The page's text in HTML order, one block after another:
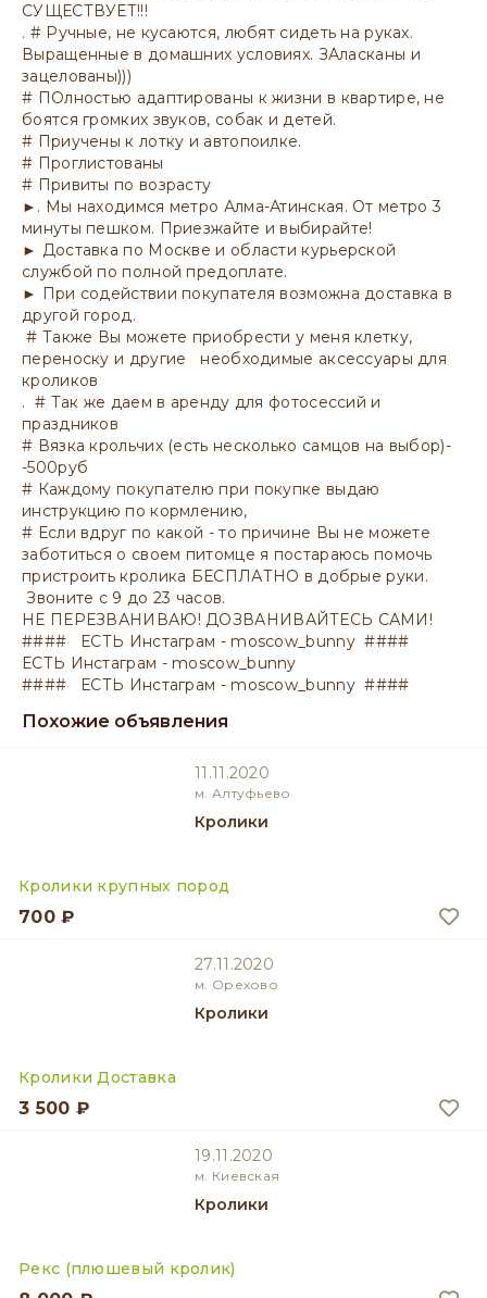
СУЩЕСТВУЕТ!!!
. # Ручные, не кусаются, любят сидеть на руках.
Выращенные в домашних условиях. ЗАласканы и
зацелованы)))
# ПОлностью адаптированы к жизни в квартире, не
боятся громких звуков, собак и детей.
# Приучены к лотку и автопоилке.
# Проглистованы
# Привиты по возрасту
►. Мы находимся метро Алма-Атинская. От метро 3
минуты пешком. Приезжайте и выбирайте!
► Доставка по Москве и области курьерской
службой по полной предоплате.
► При содействии покупателя возможна доставка в
другой город.
# Также Вы можете приобрести у меня клетку,
переноску и другие необходимые аксессуары для
кроликов
. # Так же даем в аренду для фотосессий и
праздников
# Вязка крольчих (есть несколько самцов на выбор)-
-500руб
# Каждому покупателю при покупке выдаю
инструкцию по кормлению,
# Если вдруг по какой - то причине Вы не можете
заботиться о своем питомце я постараюсь помочь
пристроить кролика БЕСПЛАТНО в добрые руки.
Звоните с 9 до 23 часов.
НЕ ПЕРЕЗВАНИВАЮ! ДОЗВАНИВАЙТЕСЬ САМИ!
#### ЕСТЬ Инстаграм - moscow_bunny ####
ЕСТЬ Инстаграм - moscow_bunny
#### ЕСТЬ Инстаграм - moscow_bunny ####
Похожие объявления
11.11.2020
м. Алтуфьево
Кролики
Кролики крупных пород
700 ₽
27.11.2020
м. Орехово
Кролики
Кролики Доставка
3 500 ₽
19.11.2020
м. Киевская
Кролики
Рекс (плюшевый кролик)